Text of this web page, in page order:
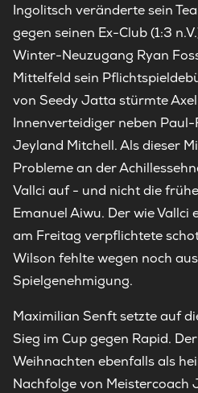
Ingolitsch veränderte sein
gegen seinen Ex-Club (1:3
Winter-Neuzugang Ryan
Mittelfeld sein
von Seedy Jatta stürmte
Innenverteidiger neben
Jeyland Mitchell. Als dieser
Probleme an der
Vallci auf - und nicht die
Emanuel Aiwu. Der wie Vallci
am Freitag verpflichtete
Wilson fehlte wegen noch
Spielgenehmigung.
Maximilian Senft setzte auf
Sieg im Cup gegen Rapid.
Weihnachten ebenfalls als
Nachfolge von Meistercoach